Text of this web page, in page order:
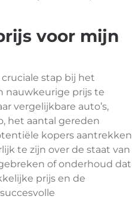
voor mijn
stap bij het
nauwkeurige prijs te
vergelijkbare auto’s,
het aantal gereden
kopers aantrekken
te zijn over de staat van
of onderhoud dat
prijs en de